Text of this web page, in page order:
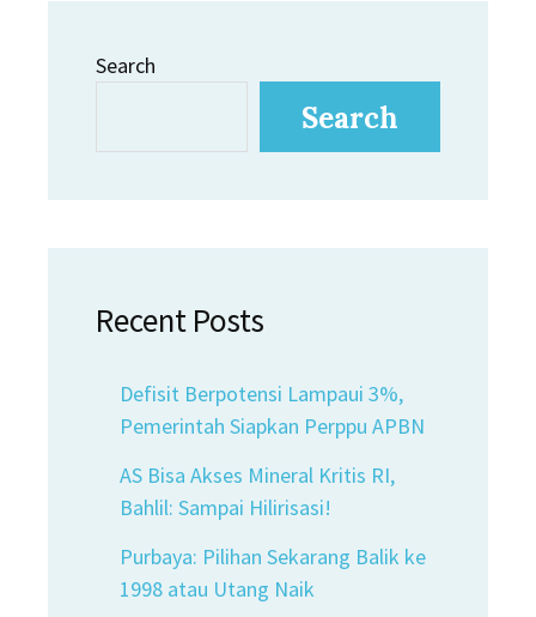
Search
Search
Recent Posts
Defisit Berpotensi Lampaui 3%,
Pemerintah Siapkan Perppu APBN
AS Bisa Akses Mineral Kritis RI,
Bahlil: Sampai Hilirisasi!
Purbaya: Pilihan Sekarang Balik ke
1998 atau Utang Naik